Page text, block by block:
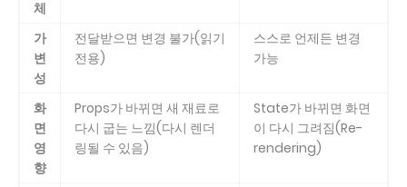
체
가
변
성
전달받으면 변경 불가(읽기
전용)
스스로 언제든 변경
가능
화
면
영
향
Props가 바뀌면 새 재료로
다시 굽는 느낌(다시 렌더
링될 수 있음)
State가 바뀌면 화면
이 다시 그려짐(Re-
rendering)